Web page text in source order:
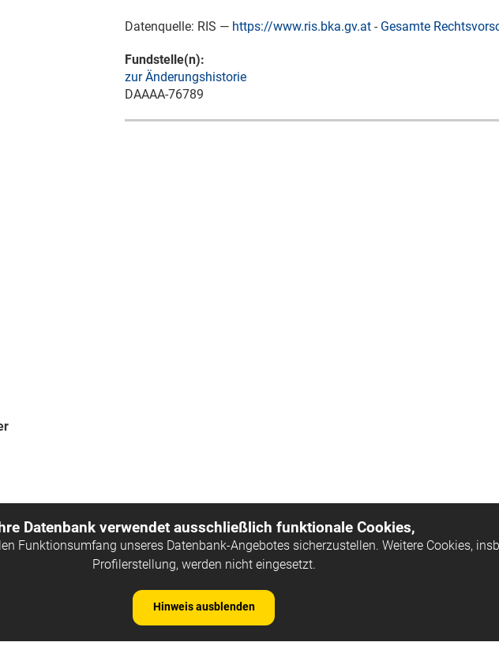
Datenquelle: RIS — https://www.ris.bka.gv.at - Gesamte
Fundstelle(n):
zur Änderungshistorie
DAAAA-76789
Ihre Datenbank verwendet ausschließlich funktionale Cookies,
Funktionsumfang unseres Datenbank-Angebotes sicherzustellen. Weitere Cookies,
Profilerstellung, werden nicht eingesetzt.
Hinweis ausblenden